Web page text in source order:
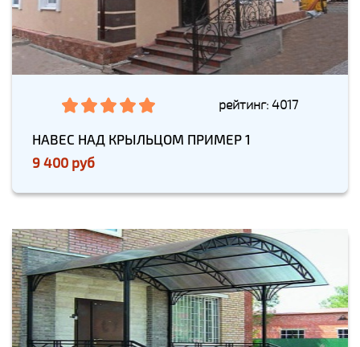
рейтинг: 4017
НАВЕС НАД КРЫЛЬЦОМ ПРИМЕР 1
9 400 руб